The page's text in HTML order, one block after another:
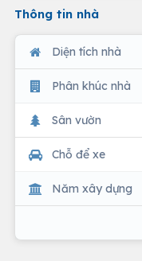
Thông tin nhà
Diện tích nhà
Phân khúc nhà
Sân vườn
Chỗ để xe
Năm xây dựng